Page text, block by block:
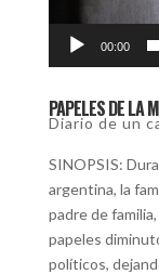
00:00
PAPELES DE LA
Diario de un
SINOPSIS:
argentina, la
padre de
papeles
políticos,